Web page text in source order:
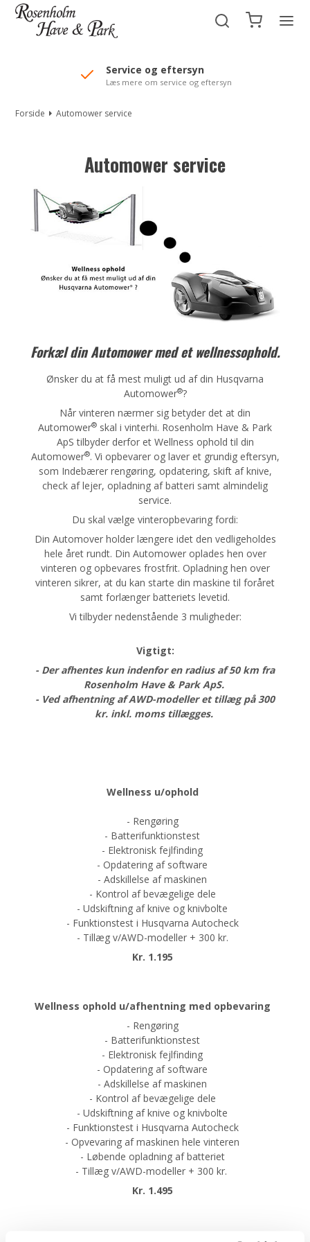
//Mailchimp autofill selected "Pakke"
Service og eftersyn
Læs mere om service og eftersyn
Forside Automower service
Automower service
Forkæl din Automower med et wellnessophold.
Ønsker du at få mest muligt ud af din Husqvarna
Automower®?
Når vinteren nærmer sig betyder det at din
Automower® skal i vinterhi. Rosenholm Have & Park
ApS tilbyder derfor et Wellness ophold til din
Automower®. Vi opbevarer og laver et grundig eftersyn,
som Indebærer rengøring, opdatering, skift af knive,
check af lejer, opladning af batteri samt almindelig
service.
Du skal vælge vinteropbevaring fordi:
Din Automover holder længere idet den vedligeholdes
hele året rundt. Din Automower oplades hen over
vinteren og opbevares frostfrit. Opladning hen over
vinteren sikrer, at du kan starte din maskine til foråret
samt forlænger batteriets levetid.
Vi tilbyder nedenstående 3 muligheder:
Vigtigt:
- Der afhentes kun indenfor en radius af 50 km fra
Rosenholm Have & Park ApS.
- Vedafhentning af AWD-modeller et tillæg på 300
kr. inkl. moms tillægges.
Wellness u/ophold
- Rengøring
- Batterifunktionstest
- Elektronisk fejlfinding
- Opdatering af software
- Adskillelse af maskinen
- Kontrol af bevægelige dele
- Udskiftning af knive og knivbolte
- Funktionstest i Husqvarna Autocheck
- Tillæg v/AWD-modeller + 300 kr.
Kr. 1.195
Wellness ophold u/afhentning med opbevaring
- Rengøring
- Batterifunktionstest
- Elektronisk fejlfinding
- Opdatering af software
- Adskillelse af maskinen
- Kontrol af bevægelige dele
- Udskiftning af knive og knivbolte
- Funktionstest i Husqvarna Autocheck
- Opvevaring af maskinen hele vinteren
- Løbende opladning af batteriet
- Tillæg v/AWD-modeller + 300 kr.
Kr. 1.495